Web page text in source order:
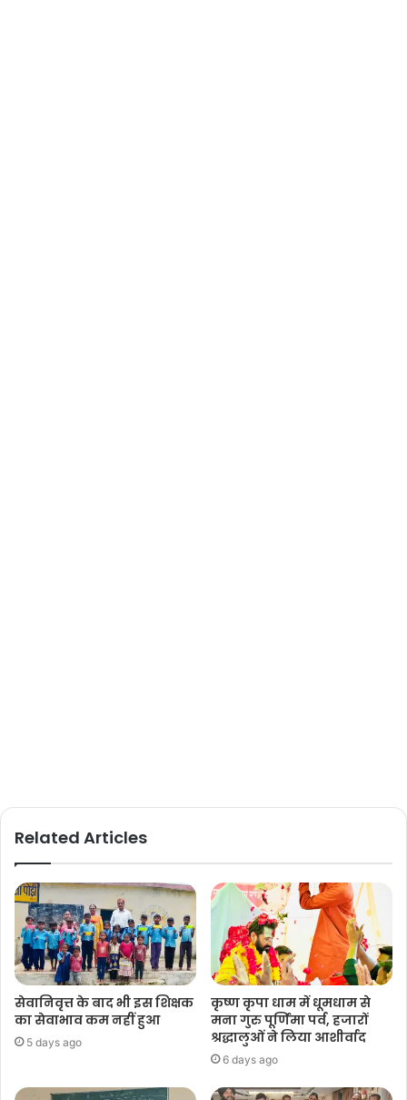
Related Articles
सेवानिवृत्त के बाद भी इस शिक्षक
का सेवाभाव कम नहीं हुआ
5 days ago
कृष्ण कृपा धाम में धूमधाम से
मना गुरु पूर्णिमा पर्व, हजारों
श्रद्धालुओं ने लिया आशीर्वाद
6 days ago